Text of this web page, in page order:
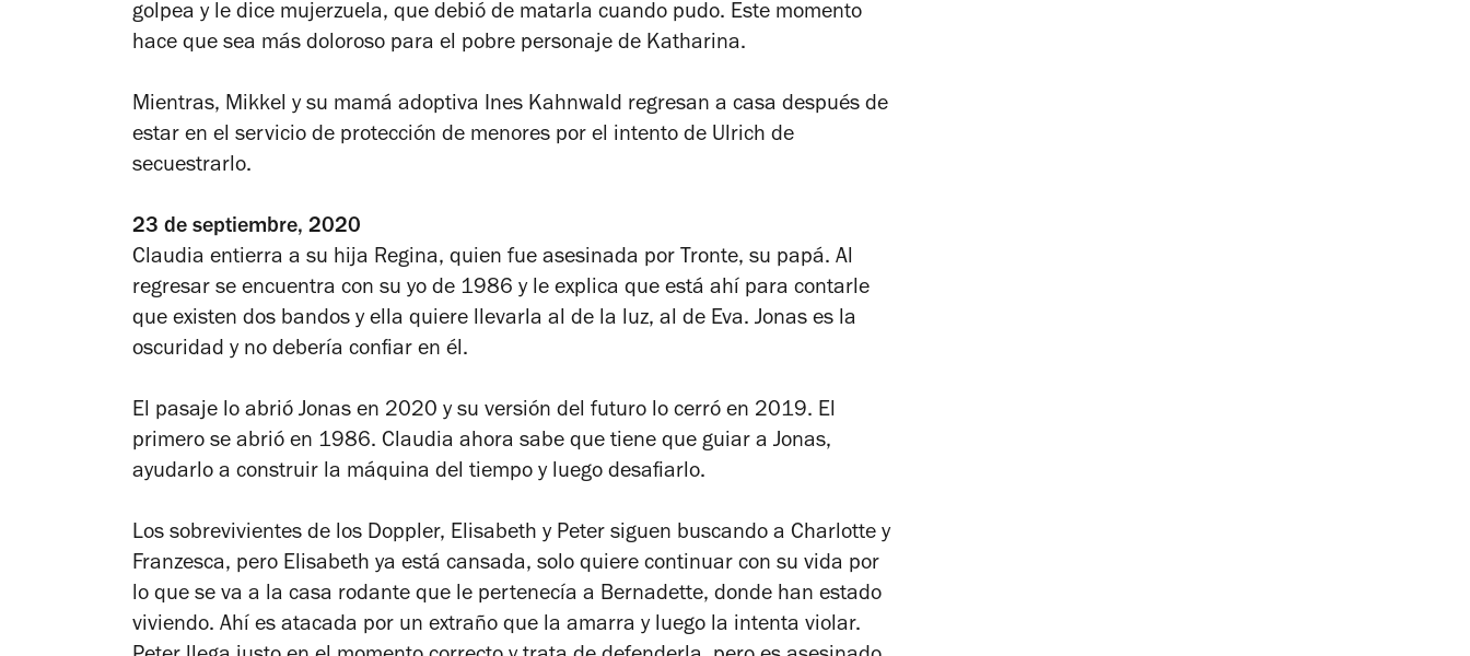
golpea y le dice mujerzuela, que debió de matarla cuando pudo. Este momento
hace que sea más doloroso para el pobre personaje de Katharina.
Mientras, Mikkel y su mamá adoptiva Ines Kahnwald regresan a casa después de
estar en el servicio de protección de menores por el intento de Ulrich de
secuestrarlo.
23 de septiembre, 2020
Claudia entierra a su hija Regina, quien fue asesinada por Tronte, su papá. Al
regresar se encuentra con su yo de 1986 y le explica que está ahí para contarle
que existen dos bandos y ella quiere llevarla al de la luz, al de Eva. Jonas es la
oscuridad y no debería confiar en él.
El pasaje lo abrió Jonas en 2020 y su versión del futuro lo cerró en 2019. El
primero se abrió en 1986. Claudia ahora sabe que tiene que guiar a Jonas,
ayudarlo a construir la máquina del tiempo y luego desafiarlo.
Los sobrevivientes de los Doppler, Elisabeth y Peter siguen buscando a Charlotte y
Franzesca, pero Elisabeth ya está cansada, solo quiere continuar con su vida por
lo que se va a la casa rodante que le pertenecía a Bernadette, donde han estado
viviendo. Ahí es atacada por un extraño que la amarra y luego la intenta violar.